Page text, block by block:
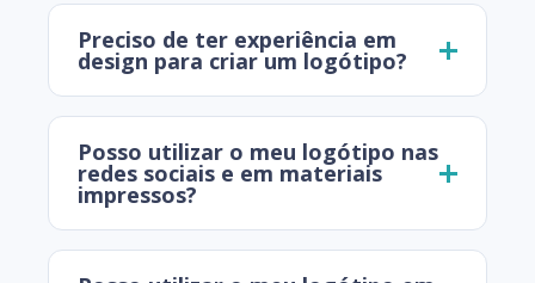
Preciso de ter experiência em
design para criar um logótipo?
Posso utilizar o meu logótipo nas
redes sociais e em materiais
impressos?